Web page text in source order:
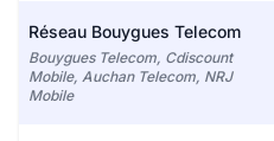
Réseau Bouygues Telecom
Bouygues Telecom, Cdiscount
Mobile, Auchan Telecom, NRJ
Mobile